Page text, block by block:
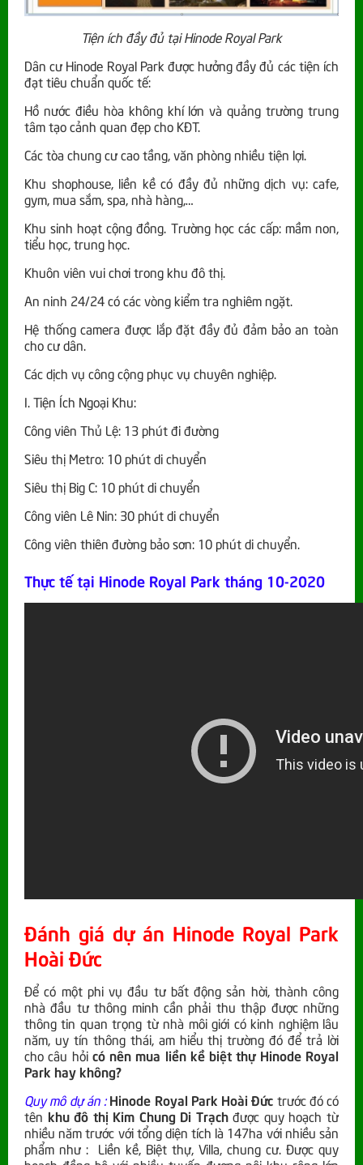
Tiện ích đầy đủ tại Hinode Royal Park
Dân cư Hinode Royal Park được hưởng đầy đủ các tiện ích
đạt tiêu chuẩn quốc tế:
Hồ nước điều hòa không khí lớn và quảng trường trung
tâm tạo cảnh quan đẹp cho KĐT.
Các tòa chung cư cao tầng, văn phòng nhiều tiện lợi.
Khu shophouse, liền kề có đầy đủ những dịch vụ: cafe,
gym, mua sắm, spa, nhà hàng,…
Khu sinh hoạt cộng đồng. Trường học các cấp: mầm non,
tiểu học, trung học.
Khuôn viên vui chơi trong khu đô thị.
An ninh 24/24 có các vòng kiểm tra nghiêm ngặt.
Hệ thống camera được lắp đặt đầy đủ đảm bảo an toàn
cho cư dân.
Các dịch vụ công cộng phục vụ chuyên nghiệp.
I. Tiện Ích Ngoại Khu:
Công viên Thủ Lệ: 13 phút đi đường
Siêu thị Metro: 10 phút di chuyển
Siêu thị Big C: 10 phút di chuyển
Công viên Lê Nin: 30 phút di chuyển
Công viên thiên đường bảo sơn: 10 phút di chuyển.
Thực tế tại Hinode Royal Park tháng 10-2020
Đánh giá dự án Hinode Royal Park
Hoài Đức
Để có một phi vụ đầu tư bất động sản hời, thành công
nhà đầu tư thông minh cần phải thu thập được những
thông tin quan trọng từ nhà môi giới có kinh nghiệm lâu
năm, uy tín thông thái, am hiểu thị trường đó để trả lời
cho câu hỏi có nên mua liền kề biệt thự Hinode Royal
Park hay không?
Quy mô dự án : Hinode Royal Park Hoài Đức trước đó có
tên khu đô thị Kim Chung Di Trạchđược quy hoạch từ
nhiều năm trước với tổng diện tích là 147ha với nhiều sản
phẩm như : Liền kề, Biệt thự, Villa, chung cư. Được quy